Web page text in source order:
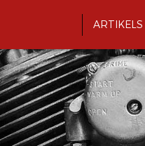
ARTIKELS